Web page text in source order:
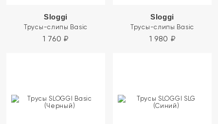
Sloggi
Трусы-слипы Basic
1 760 ₽
Sloggi
Трусы-слипы Basic
1 980 ₽